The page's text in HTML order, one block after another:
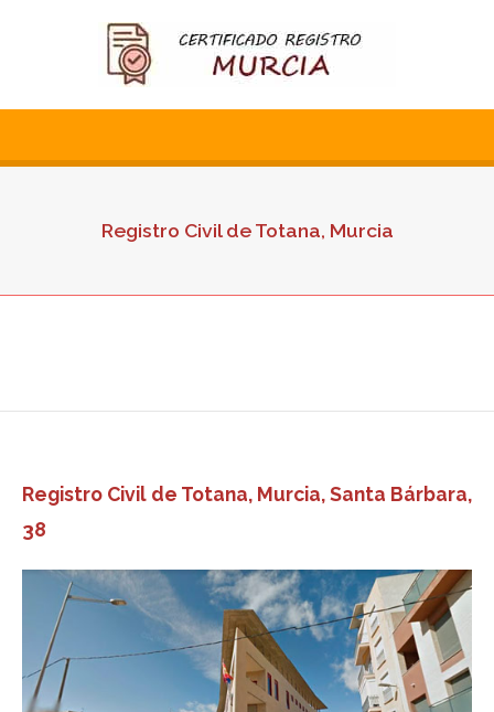
Registro Civil de Totana, Murcia
Registro Civil de Totana, Murcia, Santa Bárbara,
38